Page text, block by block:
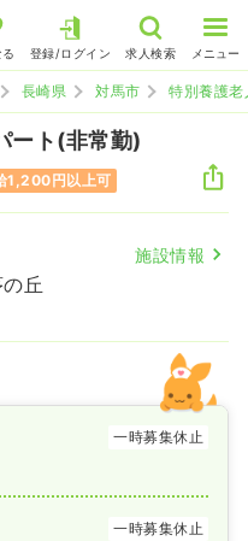
登録/ログイン 求人検索 メニュー
長崎県 対馬市 特別養護
ート(非常勤)
1,200円以上可
施設情報
丘
一時募集休止
一時募集休止